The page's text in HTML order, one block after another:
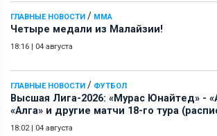
ГЛАВНЫЕ НОВОСТИ / ММА
Четыре медали из Малайзии!
18:16 | 04 августа
ГЛАВНЫЕ НОВОСТИ / ФУТБОЛ
Высшая Лига-2026: «Мурас Юнайтед» -
«Алга» и другие матчи 18-го тура
18:02| 04 августа